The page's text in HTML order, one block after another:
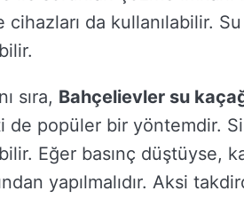
cihazları da kullanılabilir.
sıra, Bahçelievler su
de popüler bir yöntemdir.
Eğer basınç düştüyse,
yapılmalıdır. Aksi